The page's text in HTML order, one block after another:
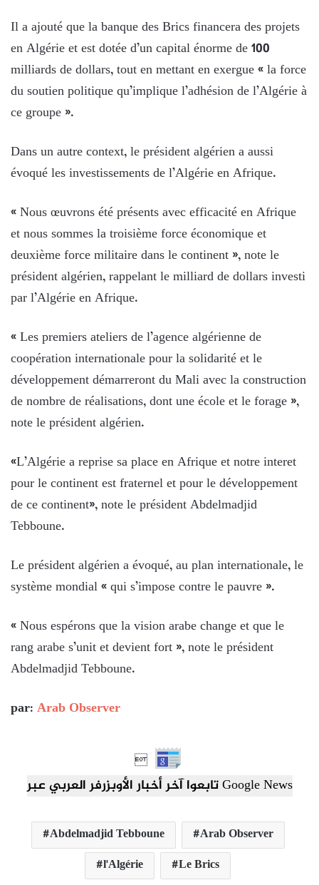
Il a ajouté que la banque des Brics financera des projets
en Algérie et est dotée d’un capital énorme de 100
milliards de dollars, tout en mettant en exergue « la force
du soutien politique qu’implique l’adhésion de l’Algérie à
ce groupe ».
Dans un autre context, le président algérien a aussi
évoqué les investissements de l’Algérie en Afrique.
« Nous œuvrons été présents avec efficacité en Afrique
et nous sommes la troisième force économique et
deuxième force militaire dans le continent », note le
président algérien, rappelant le milliard de dollars investi
par l’Algérie en Afrique.
« Les premiers ateliers de l’agence algérienne de
coopération internationale pour la solidarité et le
développement démarreront du Mali avec la construction
de nombre de réalisations, dont une école et le forage »,
note le président algérien.
«L’Algérie a reprise sa place en Afrique et notre interet
pour le continent est fraternel et pour le développement
de ce continent», note le président Abdelmadjid
Tebboune.
Le président algérien a évoqué, au plan internationale, le
système mondial « qui s’impose contre le pauvre ».
« Nous espérons que la vision arabe change et que le
rang arabe s’unit et devient fort », note le président
Abdelmadjid Tebboune.
par: Arab Observer

تابعوا آخر أخبار الأوبزرفر العربي عبر Google News
Abdelmadjid Tebboune
Arab Observer
l'Algérie
Le Brics